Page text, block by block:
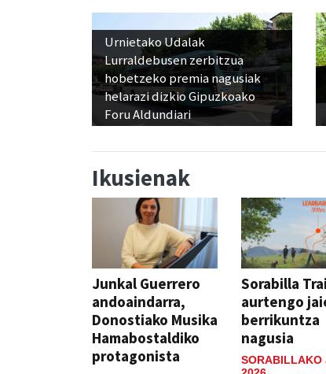
Urnietako Udalak
Lurraldebusen zerbitzua
hobetzeko premia nagusiak
helarazi dizkio Gipuzkoako
Foru Aldundiari
Ikusienak
Junkal Guerrero
andoaindarra,
Donostiako Musika
Hamabostaldiko
protagonista
Sorabilla
aurtengo
berrikuntza
nagusia
SORABILLAKO